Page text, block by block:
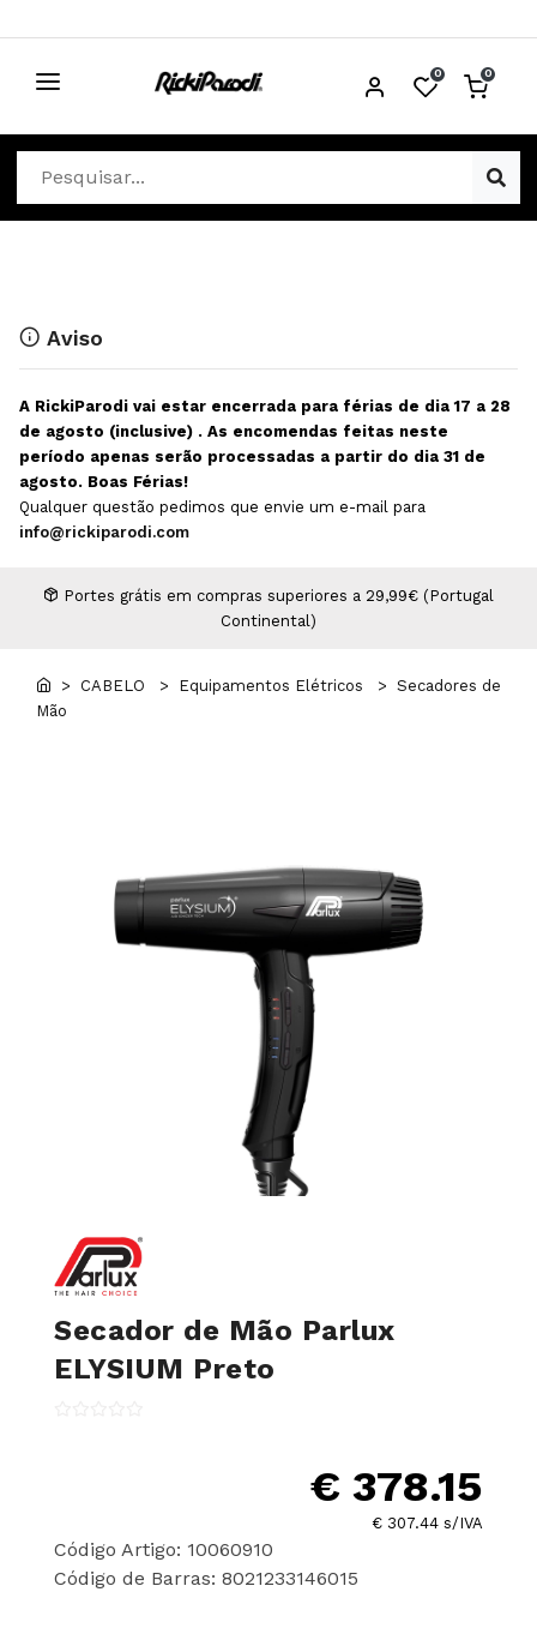
0 0
CABELO
Cosmética Capilar
Equipamentos Elétricos
Escovas e Pente
Extensões
MAN WORLD - Espaço Homem
Professional Wear
Depilação
Descartáveis Estética
Diversos Estética
Equipamentos Depilação
Maquilhagem Profissional
Aviso
A RickiParodi vai estar encerrada para férias de dia 17 a 28
de agosto (inclusive) . As encomendas feitas neste
período apenas serão processadas a partir do dia 31 de
agosto. Boas Férias!
Qualquer questão pedimos que envie um e-mail para
info@rickiparodi.com
Portes grátis em compras superiores a 29,99€ (Portugal
Continental)
> CABELO > Equipamentos Elétricos
> Secadores de
Mão
Secador de Mão Parlux
ELYSIUM Preto
€ 378.15
€ 307.44 s/IVA
Código Artigo: 10060910
Código de Barras: 8021233146015